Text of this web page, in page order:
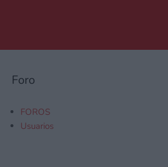
Foro
FOROS
Usuarios